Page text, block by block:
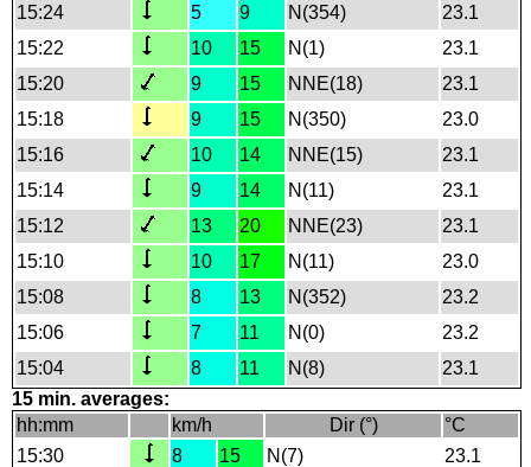
15:24
5 9 N(354)
23.1
15:22
10 15 N(1)
23.1
15:20
9 15 NNE(18)
23.1
15:18
9 15 N(350)
23.0
15:16
10 14 NNE(15)
23.1
15:14
9 14 N(11)
23.1
15:12
13 20 NNE(23)
23.1
15:10
10 17 N(11)
23.0
15:08
8 13 N(352)
23.2
15:06
7 11 N(0)
23.2
15:04
8 11 N(8)
23.1
15 min. averages:
hh:mm
km/h Dir (°)
°C
15:30
8 15 N(7)
23.1